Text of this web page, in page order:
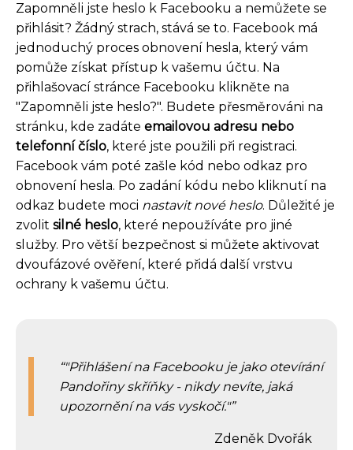
Zapomněli jste heslo k Facebooku a nemůžete se
přihlásit? Žádný strach, stává se to. Facebook má
jednoduchý proces obnovení hesla, který vám
pomůže získat přístup k vašemu účtu. Na
přihlašovací stránce Facebooku klikněte na
"Zapomněli jste heslo?". Budete přesměrováni na
stránku, kde zadáte emailovou adresu nebo
telefonní číslo, které jste použili při registraci.
Facebook vám poté zašle kód nebo odkaz pro
obnovení hesla. Po zadání kódu nebo kliknutí na
odkaz budete moci nastavit nové heslo. Důležité je
zvolit silné heslo, které nepoužíváte pro jiné
služby. Pro větší bezpečnost si můžete aktivovat
dvoufázové ověření, které přidá další vrstvu
ochrany k vašemu účtu.
"Přihlášení na Facebooku je jako otevírání
Pandořiny skříňky - nikdy nevíte, jaká
upozornění na vás vyskočí."
Zdeněk Dvořák